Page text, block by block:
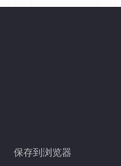
保存到浏览器